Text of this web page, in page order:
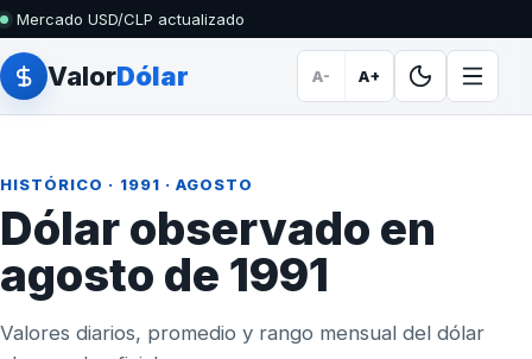
Mercado USD/CLP actualizado
ValorDólar A- A+
HISTÓRICO · 1991 · AGOSTO
Dólar observado en
agosto de 1991
Valores diarios, promedio y rango mensual del dólar